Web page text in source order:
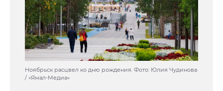
Ноябрьск расцвел ко дню рождения. Фото: Юлия Чудинова
/ «Ямал-Медиа»